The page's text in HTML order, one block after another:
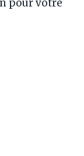
pour votre